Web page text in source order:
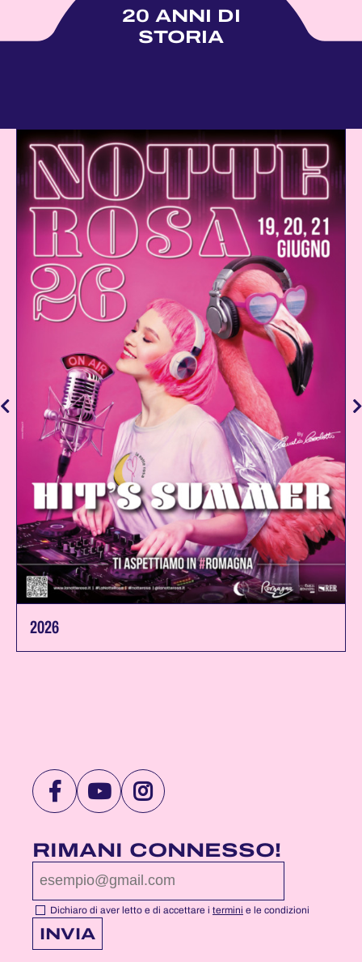
20 ANNI DI
STORIA
2026
VISITA
PAGINA
FACEBOOK
DI
NOTTEROSA
VISITA
PAGINA
YOUTUBE
DI
NOTTEROSA
VISITA
PAGINA
INSTAGRAM
DI
NOTTEROSA
RIMANI CONNESSO!
Dichiaro di aver letto e di accettare i termini e le condizioni
INVIA